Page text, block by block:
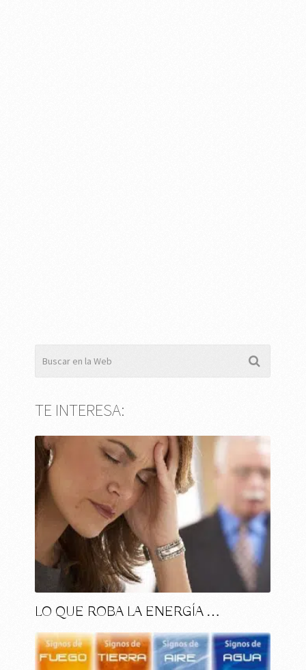
TE INTERESA:
LO QUE ROBA LA ENERGÍA …